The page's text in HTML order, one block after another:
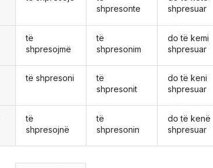
të
shpresojmë
të shpresoni
të
shpresojnë
shpresonte
të
shpresonim
të
shpresonit
të
shpresonin
shpresuar
do të kemi
shpresuar
do të keni
shpresuar
do të kenë
shpresuar